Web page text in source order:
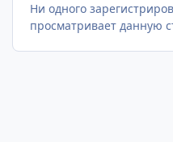
Ни одного
просматривает данную